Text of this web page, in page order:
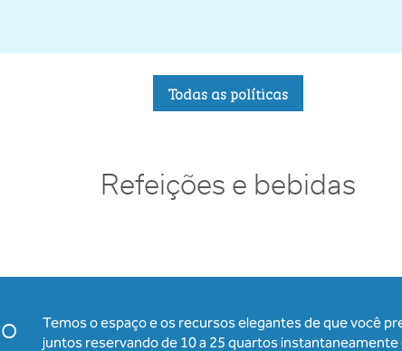
Todas as políticas
Refeições e bebidas
Temos o espaço e os recursos elegantes de que você
juntos reservando de 10 a 25 quartos instantaneamente